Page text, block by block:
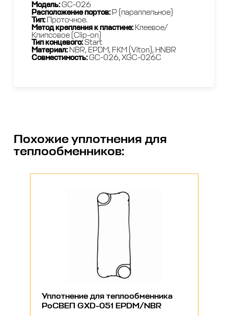
Модель:GC-026
Расположение портов:P (параллельное)
Тип:Проточное.
Метод крепления к пластине:Клеевое/
Клипсовое (Clip-on)
Тип концевого:Start
Материал:NBR, EPDM, FKM (Viton), HNBR
Совместимость:GС-026, XGC-026C
Похожиеуплотнения для
теплообменников:
Уплотнение для теплообменника
РоСВЕП GXD-051 EPDM/NBR